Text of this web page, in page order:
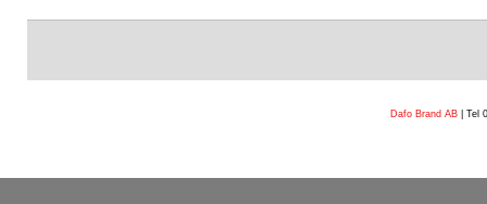
Dafo Brand AB | Tel